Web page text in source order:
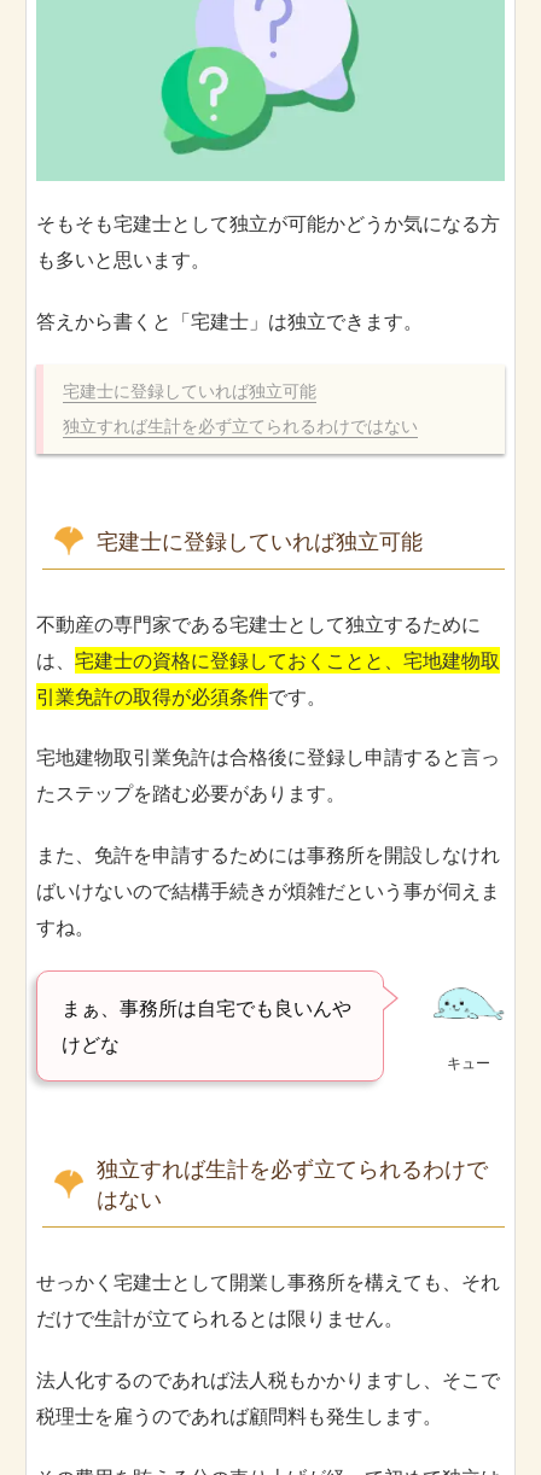
そもそも宅建士として独立が可能かどうか気になる方
も多いと思います。
答えから書くと「宅建士」は独立できます。
宅建士に登録していれば独立可能
独立すれば生計を必ず立てられるわけではない
宅建士に登録していれば独立可能
不動産の専門家である宅建士として独立するために
は、 宅建士の資格に登録しておくことと、宅地建物取
引業免許の取得が必須条件です。
宅地建物取引業免許は合格後に登録し申請すると言っ
たステップを踏む必要があります。
また、免許を申請するためには事務所を開設しなけれ
ばいけないので結構手続きが煩雑だという事が伺えま
すね。
キュー
まぁ、事務所は自宅でも良いんや
けどな
独立すれば生計を必ず立てられるわけで
はない
せっかく宅建士として開業し事務所を構えても、それ
だけで生計が立てられるとは限りません。
法人化するのであれば法人税もかかりますし、そこで
税理士を雇うのであれば顧問料も発生します。